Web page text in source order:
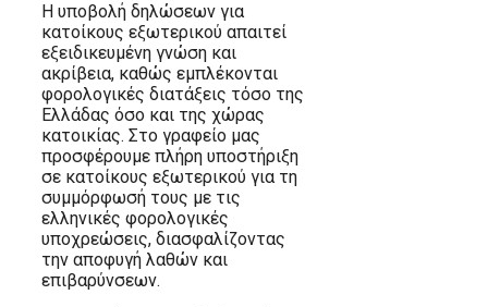
Η υποβολή δηλώσεων για
κατοίκους εξωτερικού απαιτεί
εξειδικευμένη γνώση και
ακρίβεια, καθώς εμπλέκονται
φορολογικές διατάξεις τόσο της
Ελλάδας όσο και της χώρας
κατοικίας. Στο γραφείο μας
προσφέρουμε πλήρη υποστήριξη
σε κατοίκους εξωτερικού για τη
συμμόρφωσή τους με τις
ελληνικές φορολογικές
υποχρεώσεις, διασφαλίζοντας
την αποφυγή λαθών και
επιβαρύνσεων.